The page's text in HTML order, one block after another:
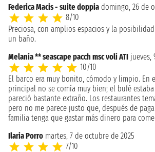
Federica Macis - suite doppia domingo, 26 de
8/10
Preciosa, con amplios espacios y la
un baño.
Melania ** seascape pacch msc voli ATI jueves,
10/10
El barco era muy bonito, cómodo y limpio. En
principal no se comía muy bien; el bufé
pareció bastante extraño. Los restaurantes
pero no me parece justo que, después de
familia tenga que gastar más dinero para
Ilaria Porro martes, 7 de octubre de 2025
7/10